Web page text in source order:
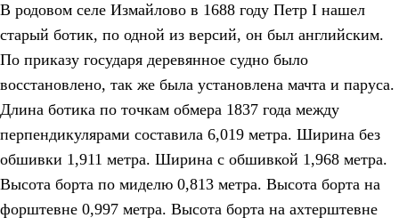
В родовом селе Измайлово в 1688 году Петр I нашел
старый ботик, по одной из версий, он был английским.
По приказу государя деревянное судно было
восстановлено, так же была установлена мачта и паруса.
Длина ботика по точкам обмера 1837 года между
перпендикулярами составила 6,019 метра. Ширина без
обшивки 1,911 метра. Ширина с обшивкой 1,968 метра.
Высота борта по миделю 0,813 метра. Высота борта на
форштевне 0,997 метра. Высота борта на ахтерштевне